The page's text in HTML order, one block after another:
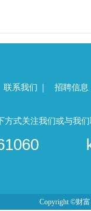
联系我们 招聘信息
方式关注我们或与我
Copyright ©财